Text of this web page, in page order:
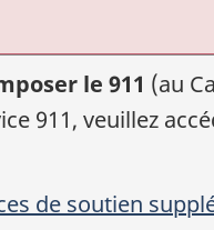
le 911 (au
911, veuillez
de soutien